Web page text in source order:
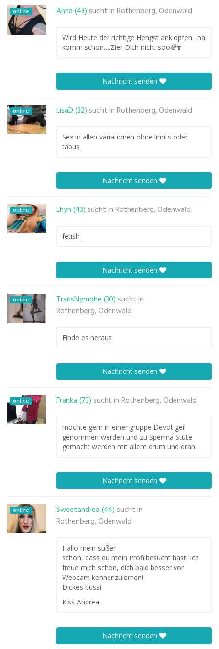
online Anna (43) sucht in Rothenberg, Odenwald
Wird Heute der richtige Hengst anklopfen…na
komm schon….Zier Dich nicht soo🌈❣️
Nachricht senden
online LisaD (32) sucht in Rothenberg, Odenwald
Sex in allen variationen ohne limits oder
tabus
Nachricht senden
online Lhyn (43) sucht in Rothenberg, Odenwald
fetish
Nachricht senden
online TransNymphe (30) sucht in
Rothenberg, Odenwald
Finde es heraus
Nachricht senden
online Franka (73) sucht in Rothenberg, Odenwald
möchte gern in einer gruppe Devot geil
genommen werden und zu Sperma Stute
gemacht werden mit allem drum und dran
Nachricht senden
online Sweetandrea (44) sucht in
Rothenberg, Odenwald
Hallo mein süßer
schön, dass du mein Profilbesucht hast! Ich
freue mich schon, dich bald besser vor
Webcam kennenzulernen!
Dickes bussi
Kiss Andrea
Nachricht senden